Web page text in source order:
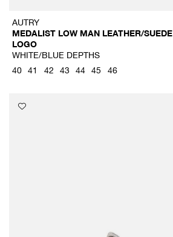
AUTRY
MEDALIST LOW MAN LEATHER/SUEDE
LOGO
WHITE/BLUE DEPTHS
40 41 42 43 44 45 46